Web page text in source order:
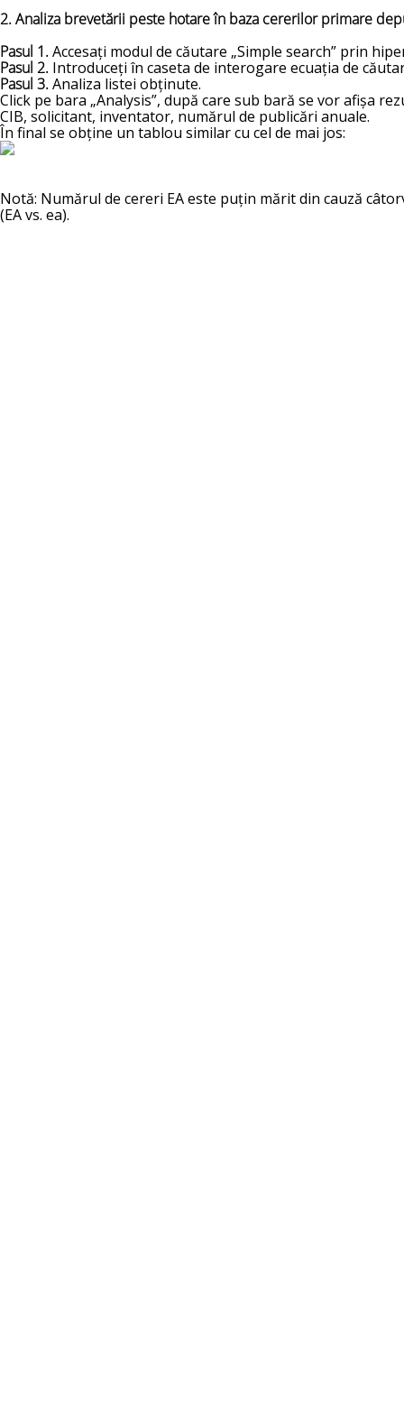
2. Analiza brevetării peste hotare în baza cererilor primare
Pasul 1.Accesaţi modul de căutare „Simple search” prin
Pasul 2. Introduceţi în caseta de interogare ecuaţia de
Pasul 3.Analiza listei obținute.
Click pe bara „Analysis”, după care sub bară se vor afișa
CIB, solicitant, inventator, numărul de publicări anuale.
În final se obține un tablou similar cu cel de mai jos:
Notă: Numărul de cereri EA este puțin mărit din cauză
(EA vs. ea).